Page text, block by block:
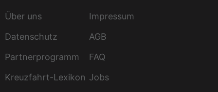
Über uns
Impressum
Datenschutz
AGB
Partnerprogramm
FAQ
Kreuzfahrt-Lexikon Jobs